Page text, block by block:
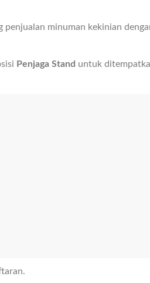
penjualan minuman kekinian
Penjaga Stand untuk